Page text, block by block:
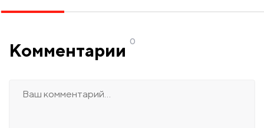
Комментарии 0